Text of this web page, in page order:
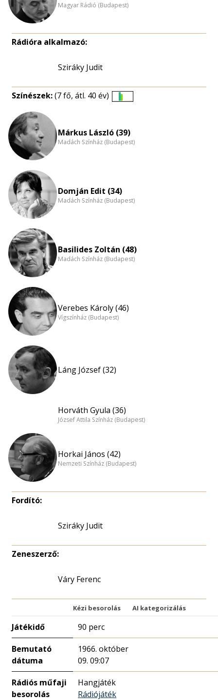
Magyar Rádió (Budapest)
Rádióra alkalmazó:
Sziráky Judit
Színészek:(7 fő, átl. 40 év)
nagyítása
Márkus László (39)
Madách Színház (Budapest)
Domján Edit (34)
Madách Színház (Budapest)
Basilides Zoltán (48)
Madách Színház (Budapest)
Verebes Károly (46)
Vígszínház (Budapest)
Láng József (32)
Horváth Gyula (36)
József Attila Színház (Budapest)
Horkai János (42)
Nemzeti Színház (Budapest)
Fordító:
Sziráky Judit
Zeneszerző:
Váry Ferenc
Kézi besorolás AI kategorizálás
Játékidő 90 perc
Bemutató
dátuma
1966. október
09. 09:07
Rádiós műfaji
besorolás
Hangjáték
Rádiójáték